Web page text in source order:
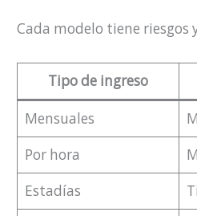
Cada modelo tiene
Tipo de ingreso
Mensuales
Por hora
Estadías